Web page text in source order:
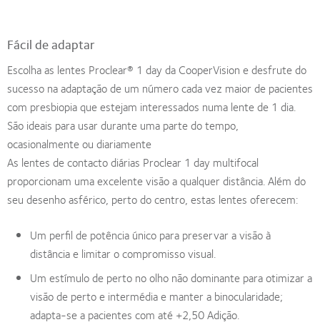
Fácil de adaptar
Escolha as lentes Proclear® 1 day da CooperVision e desfrute do
sucesso na adaptação de um número cada vez maior de pacientes
com presbiopia que estejam interessados numa lente de 1 dia.
São ideais para usar durante uma parte do tempo,
ocasionalmente ou diariamente
As lentes de contacto diárias Proclear 1 day multifocal
proporcionam uma excelente visão a qualquer distância. Além do
seu desenho asférico, perto do centro, estas lentes oferecem:
Um perfil de potência único para preservar a visão à
distância e limitar o compromisso visual.
Um estímulo de perto no olho não dominante para otimizar a
visão de perto e intermédia e manter a binocularidade;
adapta-se a pacientes com até +2,50 Adição.